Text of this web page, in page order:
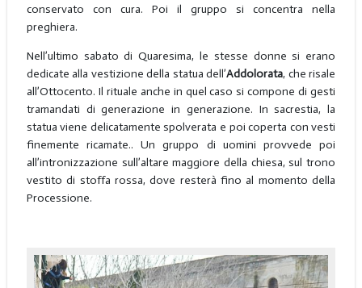
conservato con cura. Poi il gruppo si concentra nella
preghiera.
Nell’ultimo sabato di Quaresima, le stesse donne si erano
dedicate alla vestizione della statua dell’Addolorata, che risale
all’Ottocento. Il rituale anche in quel caso si compone di gesti
tramandati di generazione in generazione. In sacrestia, la
statua viene delicatamente spolverata e poi coperta con vesti
finemente ricamate.. Un gruppo di uomini provvede poi
all’intronizzazione sull’altare maggiore della chiesa, sul trono
vestito di stoffa rossa, dove resterà fino al momento della
Processione.